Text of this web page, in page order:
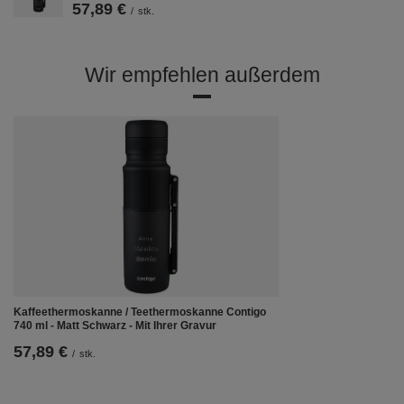
57,89 € / stk.
Wir empfehlen außerdem
Kaffeethermoskanne / Teethermoskanne Contigo
740 ml - Matt Schwarz - Mit Ihrer Gravur
57,89 € / stk.